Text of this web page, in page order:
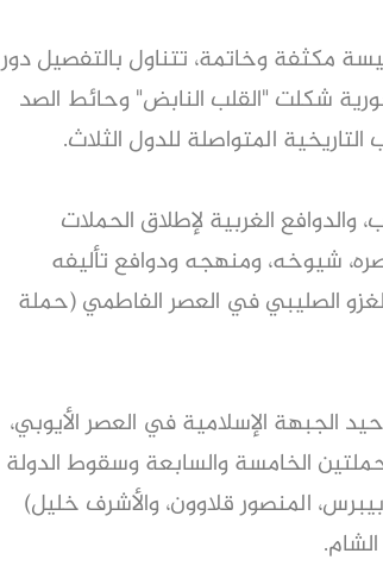
مكثفة وخاتمة، تتناول بالتفصيل دور
شكلت "القلب النابض" وحائط الصد
المتواصلة للدول الثلاث.
الغربية لإطلاق الحملات
شيوخه، ومنهجه ودوافع تأليفه
الصليبي في العصر الفاطمي (حملة
الجبهة الإسلامية في العصر الأيوبي،
الخامسة والسابعة وسقوط الدولة
المنصور قلاوون، والأشرف خليل)